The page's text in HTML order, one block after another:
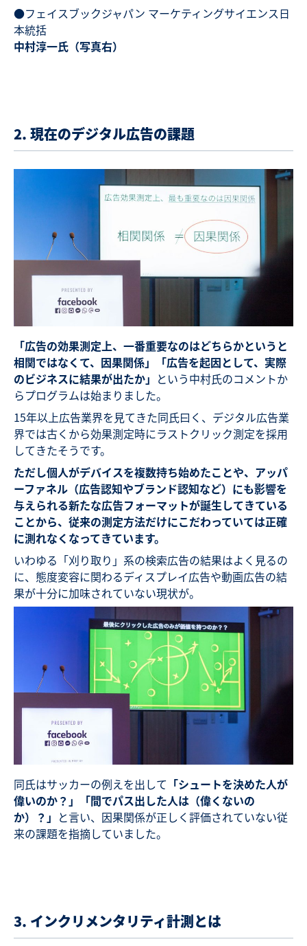
●フェイスブックジャパン マーケティングサイエンス日
本統括
中村淳一氏（写真右）
2. 現在のデジタル広告の課題
「広告の効果測定上、一番重要なのはどちらかというと
相関ではなくて、因果関係」「広告を起因として、実際
のビジネスに結果が出たか」 という中村氏のコメントか
らプログラムは始まりました。
15年以上広告業界を見てきた同氏曰く、デジタル広告業
界では古くから効果測定時にラストクリック測定を採用
してきたそうです。
ただし個人がデバイスを複数持ち始めたことや、アッパ
ーファネル（広告認知やブランド認知など）にも影響を
与えられる新たな広告フォーマットが誕生してきている
ことから、従来の測定方法だけにこだわっていては正確
に測れなくなってきています。
いわゆる「刈り取り」系の検索広告の結果はよく見るの
に、態度変容に関わるディスプレイ広告や動画広告の結
果が十分に加味されていない現状が。
同氏はサッカーの例えを出して 「シュートを決めた人が
偉いのか？」「間でパス出した人は（偉くないの
か）？」 と言い、因果関係が正しく評価されていない従
来の課題を指摘していました。
3. インクリメンタリティ計測とは